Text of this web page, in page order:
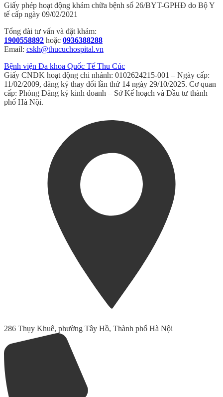
Giấy phép hoạt động khám chữa bệnh số 26/BYT-GPHĐ do Bộ Y
tế cấp ngày 09/02/2021
Tổng đài tư vấn và đặt khám:
1900558892 hoặc 0936388288
Email: cskh@thucuchospital.vn
Bệnh viện Đa khoa Quốc Tế Thu Cúc
Giấy CNĐK hoạt động chi nhánh: 0102624215-001 – Ngày cấp:
11/02/2009, đăng ký thay đổi lần thứ 14 ngày 29/10/2025. Cơ quan
cấp: Phòng Đăng ký kinh doanh – Sở Kế hoạch và Đầu tư thành
phố Hà Nội.
286 Thụy Khuê, phường Tây Hồ, Thành phố Hà Nội